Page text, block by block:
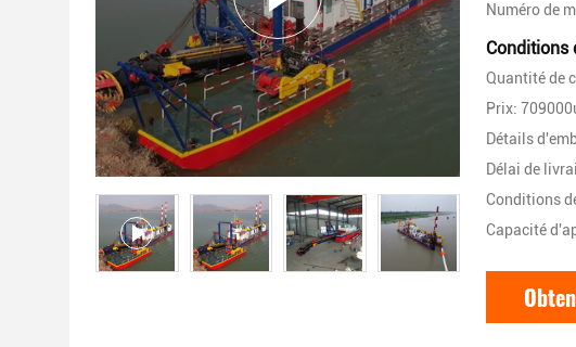
Numéro de
Conditions
Quantité de
Prix:
Détails
Délai de
Conditions
Capacité